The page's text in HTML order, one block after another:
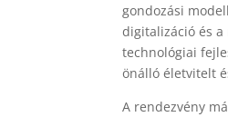
gondozási
digitalizáció és a
technológiai
önálló életvitelt
A rendezvény